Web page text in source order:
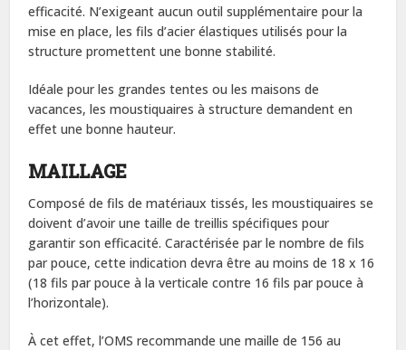
efficacité. N’exigeant aucun outil supplémentaire pour la
mise en place, les fils d’acier élastiques utilisés pour la
structure promettent une bonne stabilité.
Idéale pour les grandes tentes ou les maisons de
vacances, les moustiquaires à structure demandent en
effet une bonne hauteur.
MAILLAGE
Composé de fils de matériaux tissés, les moustiquaires se
doivent d’avoir une taille de treillis spécifiques pour
garantir son efficacité. Caractérisée par le nombre de fils
par pouce, cette indication devra être au moins de 18 x 16
(18 fils par pouce à la verticale contre 16 fils par pouce à
l’horizontale).
À cet effet, l’OMS recommande une maille de 156 au